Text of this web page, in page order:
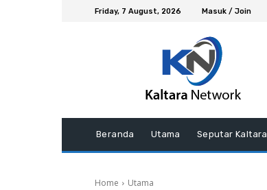
Friday, 7 August, 2026 Masuk / Join
Beranda Utama Seputar Kaltara
Home Utama